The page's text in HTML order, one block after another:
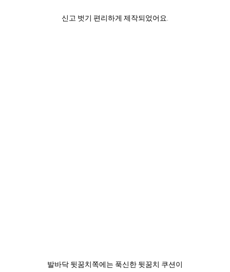
신고 벗기 편리하게 제작되었어요.
발바닥 뒷꿈치쪽에는 푹신한 뒷꿈치 쿠션이